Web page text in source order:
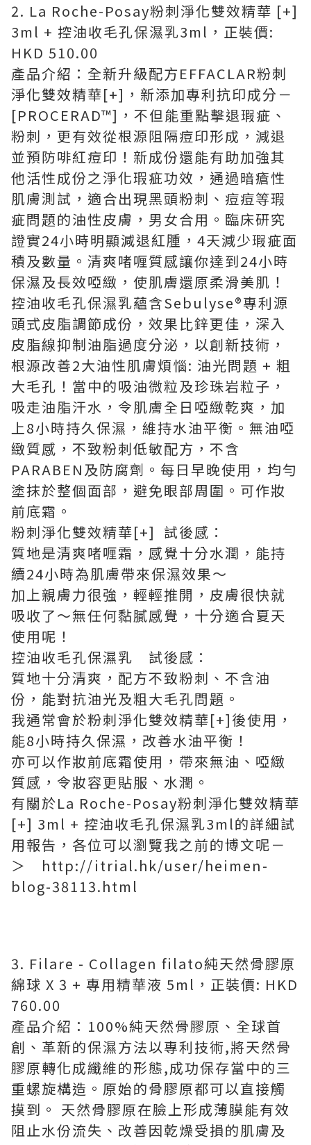
2. La Roche-Posay粉刺淨化雙效精華 [+]
3ml + 控油收毛孔保濕乳3ml，正裝價:
HKD 510.00
產品介紹：全新升級配方EFFACLAR粉刺
淨化雙效精華[+]，新添加專利抗印成分－
[PROCERAD™]，不但能重點擊退瑕疵、
粉刺，更有效從根源阻隔痘印形成，減退
並預防啡紅痘印！新成份還能有助加強其
他活性成份之淨化瑕疵功效，通過暗瘡性
肌膚測試，適合出現黑頭粉刺、痘痘等瑕
疵問題的油性皮膚，男女合用。臨床研究
證實24小時明顯減退紅腫，4天減少瑕疵面
積及數量。清爽啫喱質感讓你達到24小時
保濕及長效啞緻，使肌膚還原柔滑美肌！
控油收毛孔保濕乳蘊含Sebulyse®專利源
頭式皮脂調節成份，效果比鋅更佳，深入
皮脂線抑制油脂過度分泌，以創新技術，
根源改善2大油性肌膚煩惱: 油光問題 + 粗
大毛孔！當中的吸油微粒及珍珠岩粒子，
吸走油脂汗水，令肌膚全日啞緻乾爽，加
上8小時持久保濕，維持水油平衡。無油啞
緻質感，不致粉刺低敏配方，不含
PARABEN及防腐劑。每日早晚使用，均勻
塗抹於整個面部，避免眼部周圍。可作妝
前底霜。
粉刺淨化雙效精華[+] 試後感：
質地是清爽啫喱霜，感覺十分水潤，能持
續24小時為肌膚帶來保濕效果～
加上親膚力很強，輕輕推開，皮膚很快就
吸收了～無任何黏膩感覺，十分適合夏天
使用呢！
控油收毛孔保濕乳 試後感：
質地十分清爽，配方不致粉刺、不含油
份，能對抗油光及粗大毛孔問題。
我通常會於粉刺淨化雙效精華[+]後使用，
能8小時持久保濕，改善水油平衡！
亦可以作妝前底霜使用，帶來無油、啞緻
質感，令妝容更貼服、水潤。
有關於La Roche-Posay粉刺淨化雙效精華
[+] 3ml + 控油收毛孔保濕乳3ml的詳細試
用報告，各位可以瀏覽我之前的博文呢－
＞ http://itrial.hk/user/heimen-
blog-38113.html
3. Filare - Collagen filato純天然骨膠原
綿球 X 3 + 專用精華液 5ml，正裝價: HKD
760.00
產品介紹：100%純天然骨膠原、全球首
創、革新的保濕方法以專利技術,將天然骨
膠原轉化成纖維的形態,成功保存當中的三
重螺旋構造。原始的骨膠原都可以直接觸
摸到。 天然骨膠原在臉上形成薄膜能有效
阻止水份流失、改善因乾燥受損的肌膚及